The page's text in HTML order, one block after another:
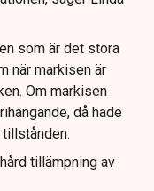
som är det stora
när markisen är
Om markisen
då hade
tillämpning av